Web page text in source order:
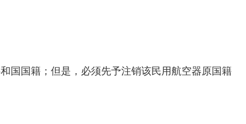
国籍；但是，必须先予注销该民用航空器原国籍